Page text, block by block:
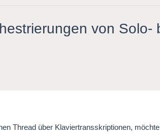
von Solo-
Thread über Klaviertransskriptionen,